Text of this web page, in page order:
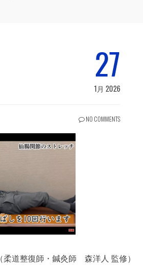
27
1月 2026
NO COMMENTS
（柔道整復師・鍼灸師 森洋人 監修）